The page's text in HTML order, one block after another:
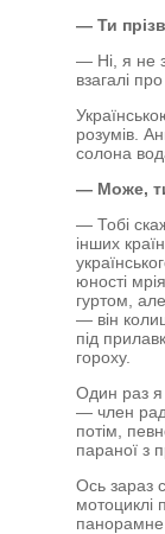
— Ти
— Ні, я не
взагалі
розумів.
солона
— Може, ти
— Тобі
інших
юності
гуртом,
— він
під
гороху.
Один раз я
— член
потім,
параної з
Ось зараз
мотоциклі
панорамне